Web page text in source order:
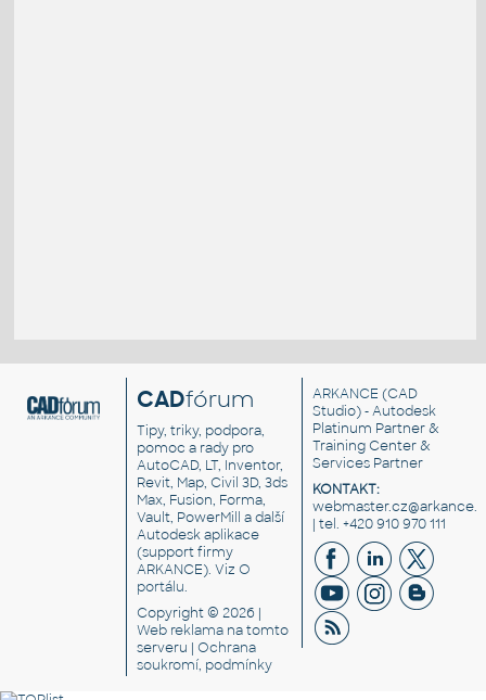
CADfórum
Tipy, triky, podpora,
pomoc a rady pro
AutoCAD, LT, Inventor,
Revit, Map, Civil 3D, 3ds
Max, Fusion, Forma,
Vault, PowerMill a další
Autodesk aplikace
(support firmy
ARKANCE). VizO
portálu.
Copyright © 2026 |
Web reklama na tomto
serveru |Ochrana
soukromí, podmínky
ARKANCE (CAD
Studio) - Autodesk
Platinum Partner &
Training Center &
Services Partner
KONTAKT:
| tel. +420 910 970 111